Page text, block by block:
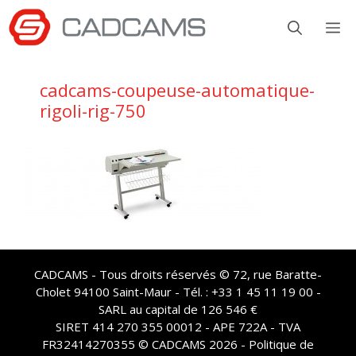
Aller
au
contenu
cadcams-coupeuse-automatique-
rigoli-rig-750
CADCAMS - Tous droits réservés © 72, rue Baratte-
Cholet 94100 Saint-Maur - Tél. : +33 1 45 11 19 00 -
SARL au capital de 126 546 €
SIRET 414 270 355 00012 - APE 722A - TVA
FR32414270355 © CADCAMS 2026 - Politique de